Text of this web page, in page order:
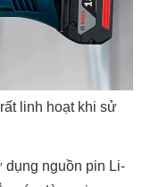
linh hoạt khi sử
dụng nguồn pin Li-